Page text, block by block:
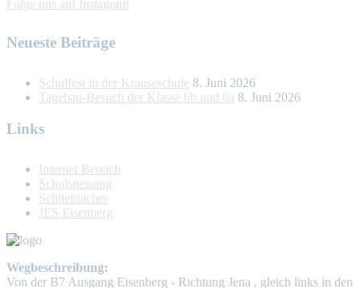
Folge uns auf Instagram
Neueste Beiträge
Schulfest in der Krauseschule 8. Juni 2026
Tagebau-Besuch der Klasse 6b und 6a 8. Juni 2026
Links
Interner Bereich
Schulspeisung
Schließfächer
JES Eisenberg
Wegbeschreibung:
Von der B7 Ausgang Eisenberg - Richtung Jena , gleich links in den